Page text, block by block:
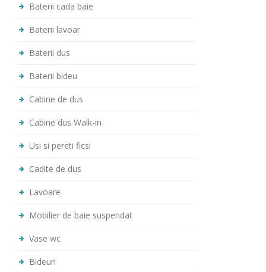
Baterii cada baie
Baterii lavoar
Baterii dus
Baterii bideu
Cabine de dus
Cabine dus Walk-in
Usi si pereti ficsi
Cadite de dus
Lavoare
Mobilier de baie suspendat
Vase wc
Bideuri